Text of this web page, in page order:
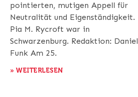
pointierten, mutigen Appell für
Neutralität und Eigenständigkeit.
Pia M. Rycroft war in
Schwarzenburg. Redaktion: Daniel
Funk Am 25.
» WEITERLESEN